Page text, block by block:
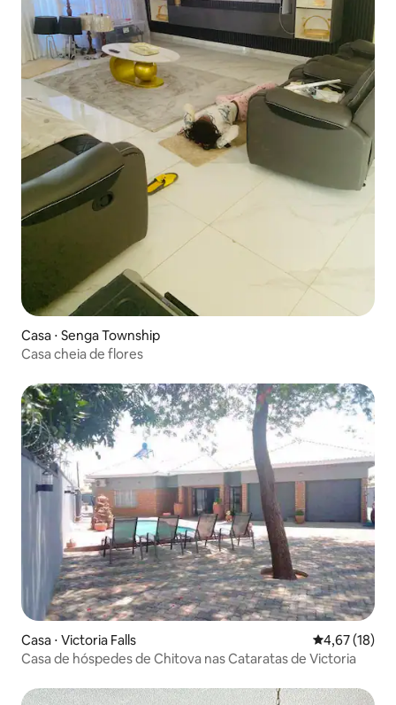
Casa ⋅ Senga Township
Casa cheia de flores
Casa ⋅ Victoria Falls 4,67 de uma
4,67 (18)
Casa de hóspedes de Chitova nas Cataratas de Victoria